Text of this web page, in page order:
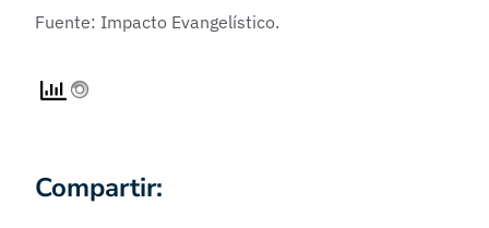
Fuente: Impacto Evangelístico.
Compartir: